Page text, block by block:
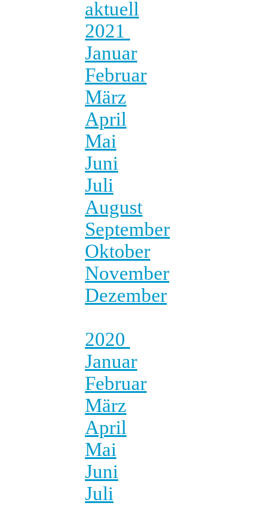
aktuell
2021
Januar
Februar
März
April
Mai
Juni
Juli
August
September
Oktober
November
Dezember
2020
Januar
Februar
März
April
Mai
Juni
Juli